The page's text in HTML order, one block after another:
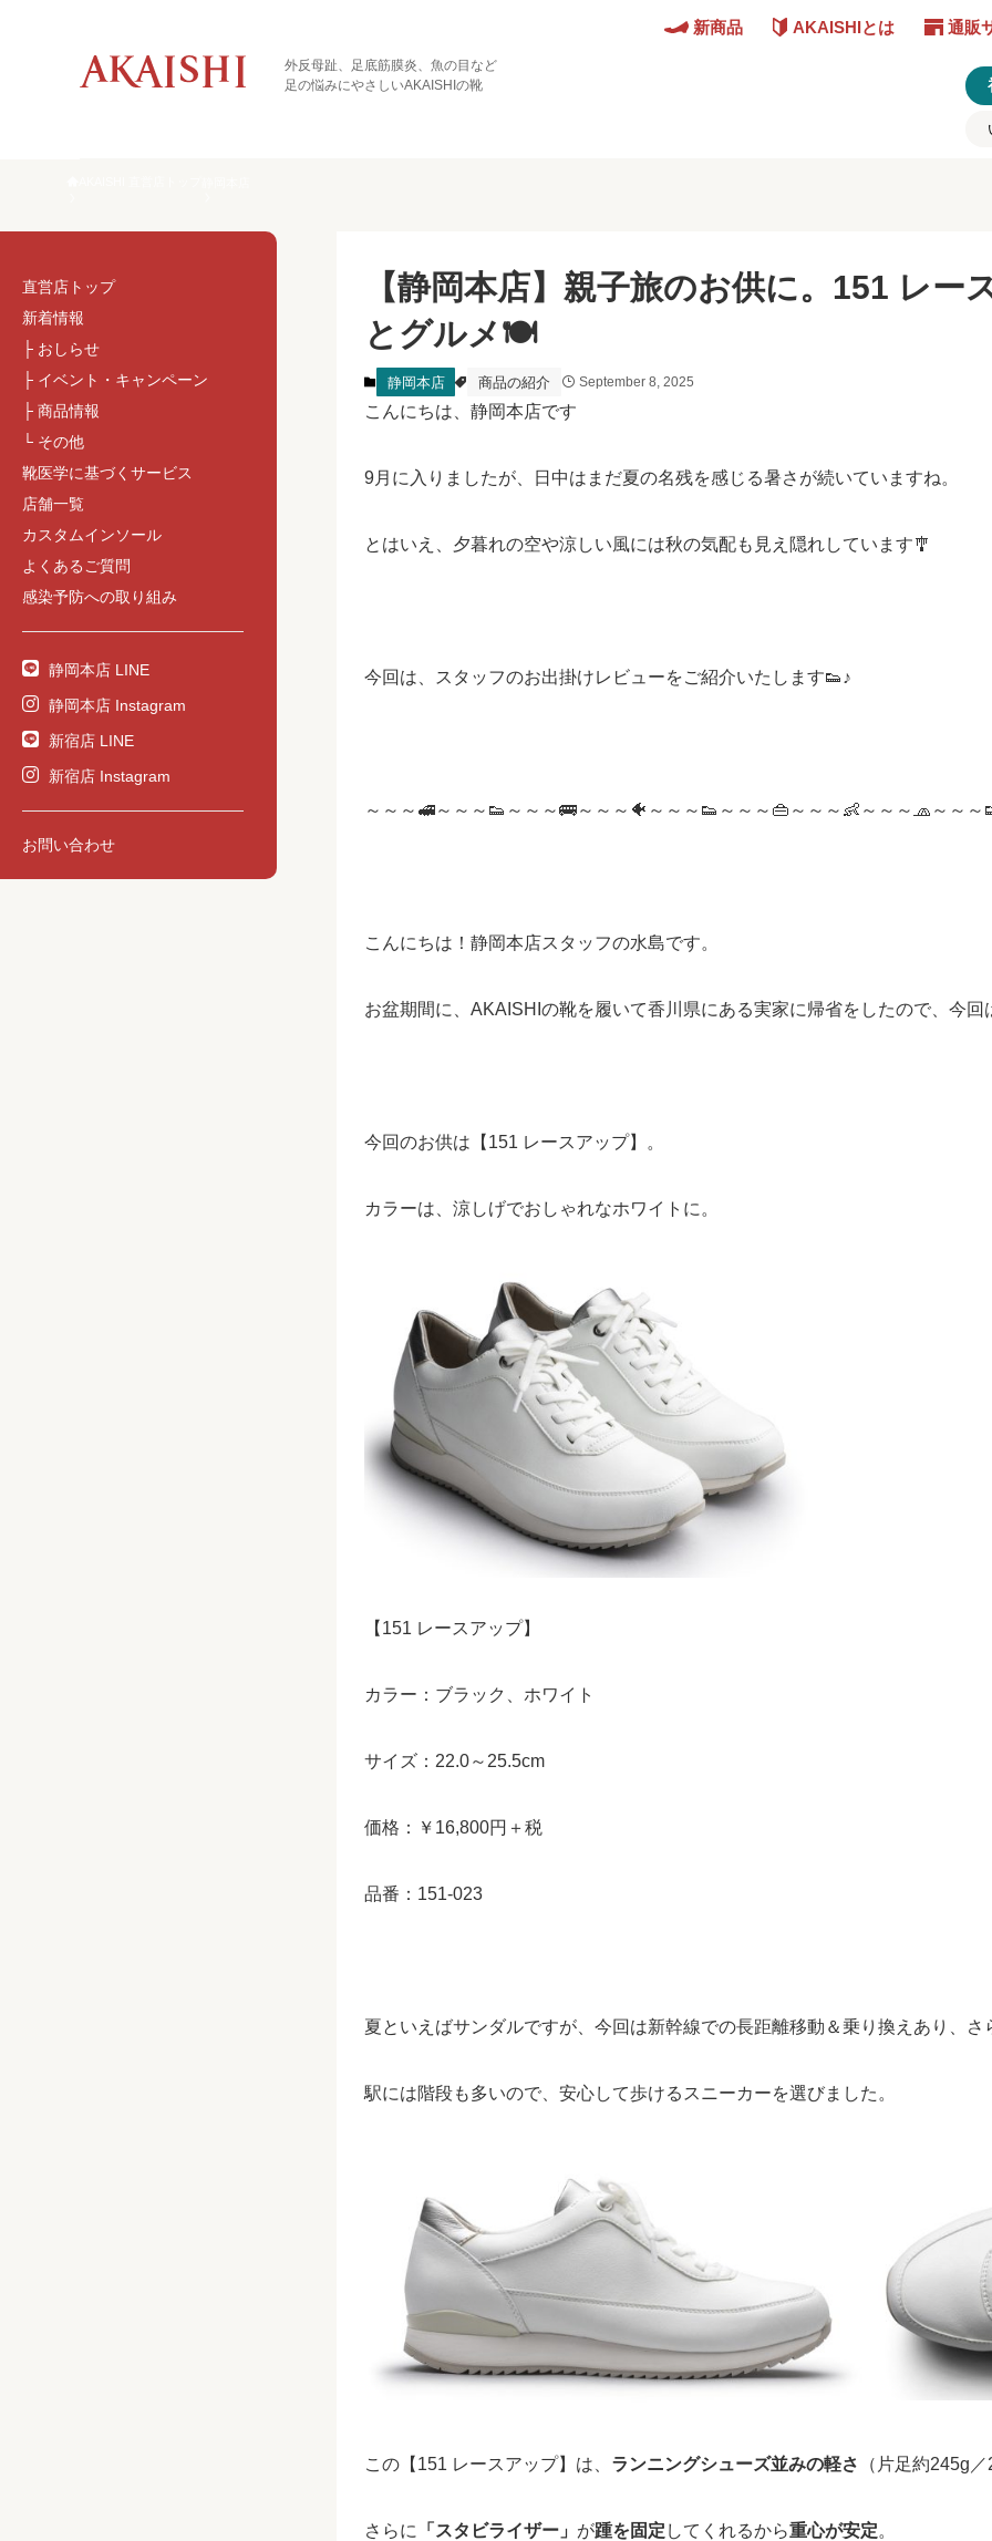
外反母趾、足底筋膜炎、魚の目など
足の悩みにやさしいAKAISHIの靴
新商品 AKAISHIとは 通販
【静岡本店】親子旅のお供に。151 レ
とグルメ🍽
静岡本店 商品の紹介 September 8, 2025
こんにちは、静岡本店です
9月に入りましたが、日中はまだ夏の名残を感じる暑さが続いていますね。
とはいえ、夕暮れの空や涼しい風には秋の気配も見え隠れしています🎐
今回は、スタッフのお出掛けレビューをご紹介いたします👟♪
～～～🚅～～～👟～～～🚌～～～🐠～～～👟～～～👜～～～👶～～～🧢～～～
こんにちは！静岡本店スタッフの水島です。
お盆期間に、 AKAISHI の靴を履いて香川県にある実家に帰省をしたので、今
今回のお供は【 151 レースアップ】。
カラーは、涼しげでおしゃれなホワイトに。
【 151 レースアップ】
カラー：ブラック、ホワイト
サイズ： 22.0～ 25.5cm
価格：￥ 16,800円＋税
品番： 151-023
夏といえばサンダルですが、今回は新幹線での長距離移動＆乗り換えあり、
駅には階段も多いので、安心して歩けるスニーカーを選びました。
この【 151 レースアップ】は、 ランニングシューズ並みの軽さ （片足約245g ／
さらに 「スタビライザー」 が踵を固定 してくれるから重心が安定。
直営店トップ
新着情報
├ おしらせ
├ イベント・キャンペーン
├ 商品情報
└ その他
靴医学に基づくサービス
店舗一覧
カスタムインソール
よくあるご質問
感染予防への取り組み
静岡本店 LINE
静岡本店 Instagram
新宿店 LINE
新宿店 Instagram
お問い合わせ